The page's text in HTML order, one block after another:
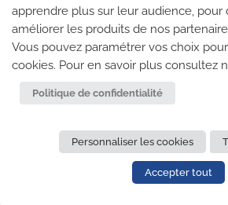
Climb Up vous accueille dans ses
France
TROUVE TA SALLE
REJOIGNEZ-NOUS-CLIMB UP
MENTIONS LÉGALES
DROITS RÉSERVÉS
apprendre plus sur leur audience,
améliorer les produits de nos
Vous pouvez paramétrer vos choix
cookies. Pour en savoir plus consultez
Politique de confidentialité
Personnaliser les cookies
Accepter tout